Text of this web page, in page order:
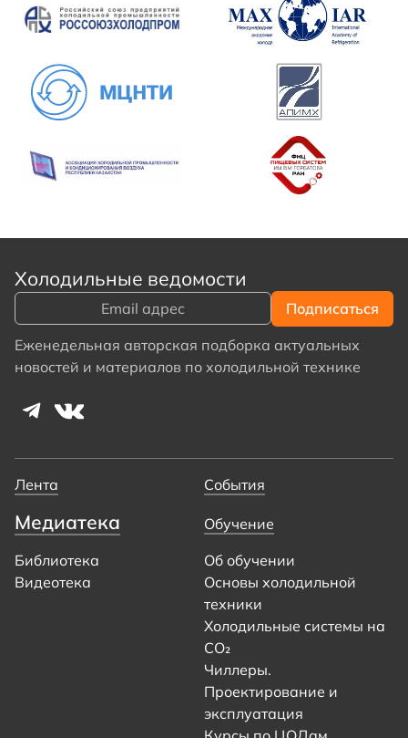
Холодильные ведомости
Еженедельная авторская подборка актуальных
новостей и материалов по холодильной технике
Лента События
Медиатека
Библиотека
Видеотека
Обучение
Об обучении
Основы холодильной
техники
Холодильные системы на
CO₂
Чиллеры.
Проектирование и
эксплуатация